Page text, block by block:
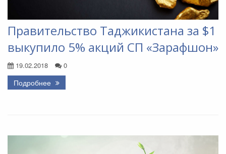
Правительство Таджикистана за $1
выкупило 5% акций СП «Зарафшон»
19.02.2018 0
Подробнее